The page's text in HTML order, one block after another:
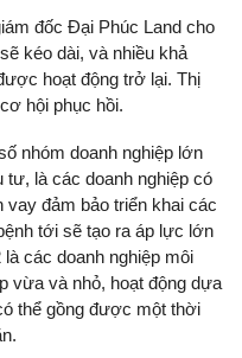
đốc Đại Phúc Land cho
kéo dài, và nhiều khả
hoạt động trở lại. Thị
hội phục hồi.
nhóm doanh nghiệp lớn
tư, là các doanh nghiệp có
đảm bảo triển khai các
tới sẽ tạo ra áp lực lớn
các doanh nghiệp môi
vừa và nhỏ, hoạt động dựa
thể gồng được một thời